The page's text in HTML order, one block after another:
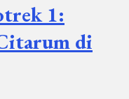
1:
di